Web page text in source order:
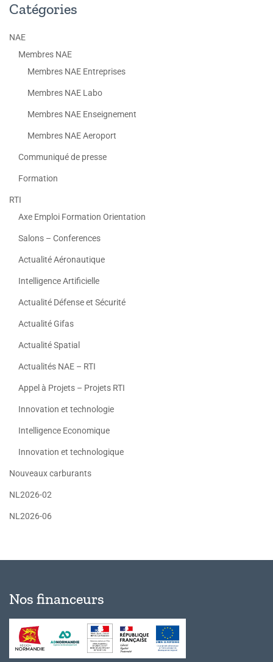
Catégories
NAE
Membres NAE
Membres NAE Entreprises
Membres NAE Labo
Membres NAE Enseignement
Membres NAE Aeroport
Communiqué de presse
Formation
RTI
Axe Emploi Formation Orientation
Salons – Conferences
Actualité Aéronautique
Intelligence Artificielle
Actualité Défense et Sécurité
Actualité Gifas
Actualité Spatial
Actualités NAE – RTI
Appel à Projets – Projets RTI
Innovation et technologie
Intelligence Economique
Innovation et technologique
Nouveaux carburants
NL2026-02
NL2026-06
Nos financeurs